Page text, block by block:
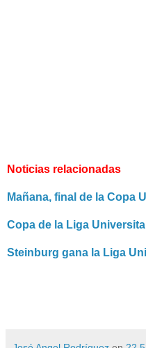
Noticias relacionadas
Mañana, final de la Copa
Copa de la Liga
Steinburg gana la Liga